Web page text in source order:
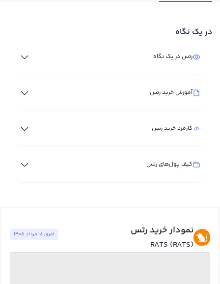
در یک نگاه
رتس در یک نگاه
آموزش خرید رتس
کارمزد خرید رتس
کیف پول‌های رتس
نمودار خرید رتس
RATS (RATS)
امروز ١٨ مرداد ١٤٠٥